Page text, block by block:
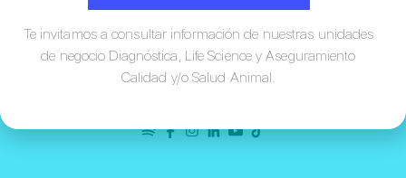
Te invitamos a consultar información de nuestras unidades
de negocio Diagnóstica, Life Science y Aseguramiento
Calidad y/o Salud Animal.